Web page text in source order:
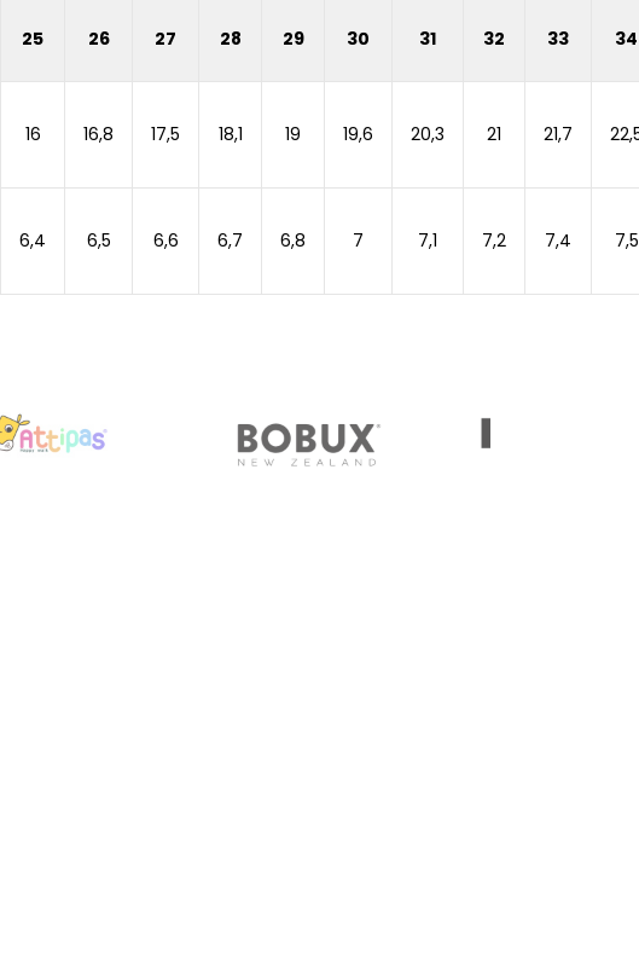
25 26 27 28 29 30 31 32 33 34
16 16,8 17,5 18,1 19 19,6 20,3 21 21,7
6,4 6,5 6,6 6,7 6,8 7 7,1 7,2 7,4 7,5